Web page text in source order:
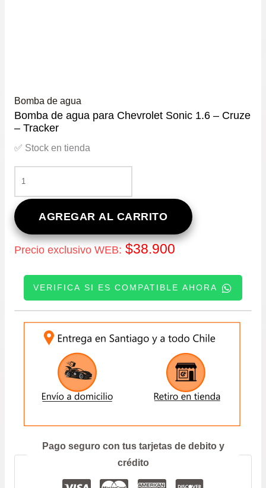
Bomba de agua
Bomba de agua para Chevrolet Sonic 1.6 – Cruze
– Tracker
✅ Stock en tienda
DE
AGUA
PARA
CHEVROLET
SONIC
1.6
CRUZE
TRACKER
AGREGAR AL CARRITO
Precio exclusivo WEB: $38.900
VERIFICA SI ES COMPATIBLE AHORA
Pago seguro con tus tarjetas de debito y
crédito